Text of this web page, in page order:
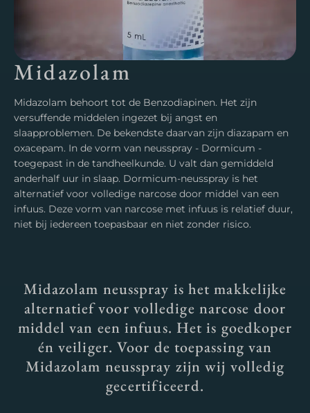
Midazolam
Midazolam behoort tot de Benzodiapinen. Het zijn
versuffende middelen ingezet bij angst en
slaapproblemen. De bekendste daarvan zijn diazapam en
oxacepam. In de vorm van neusspray - Dormicum -
toegepast in de tandheelkunde. U valt dan gemiddeld
anderhalf uur in slaap. Dormicum-neusspray is het
alternatief voor volledige narcose door middel van een
infuus. Deze vorm van narcose met infuus is relatief duur,
niet bij iedereen toepasbaar en niet zonder risico.
Midazolam neusspray is het makkelijke
alternatief voor volledige narcose door
middel van een infuus. Het is goedkoper
én veiliger. Voor de toepassing van
Midazolam neusspray zijn wij volledig
gecertificeerd.